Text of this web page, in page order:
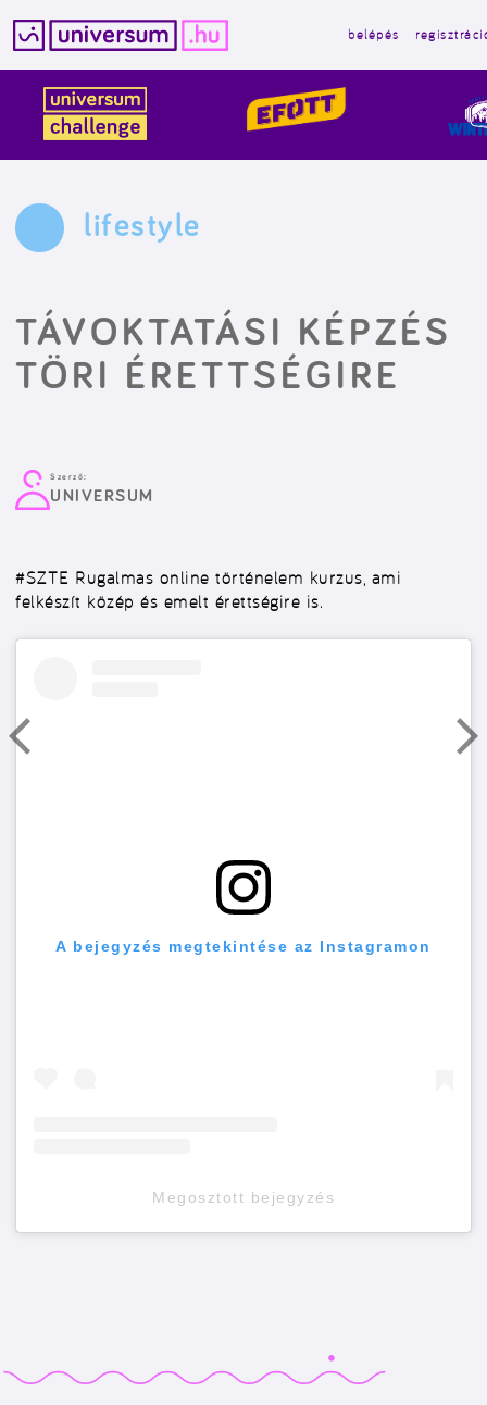
tartalomba
belépés
lifestyle
TÁVOKTATÁSI KÉPZÉS
TÖRI ÉRETTSÉGIRE
Szerző:
UNIVERSUM
#SZTE Rugalmas online történelem kurzus, ami
felkészít közép és emelt érettségire is.
A bejegyzés megtekintése az Instagramon
Megosztott bejegyzés